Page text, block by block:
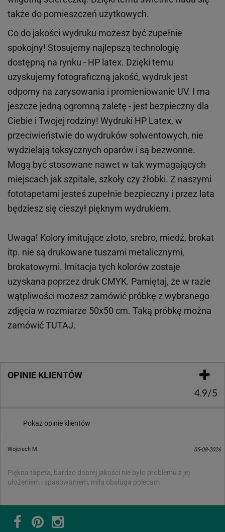
także do pomieszczeń użytkowych.
Co do jakości wydruku możesz być zupełnie
spokojny! Stosujemy najlepszą technologię
dostępną na rynku - HP latex. Dzięki temu
uzyskujemy fotograficzną jakość, wydruk jest
odporny na zarysowania i promieniowanie UV. I ma
jeszcze jedną ogromną zaletę - jest bezpieczny dla
Ciebie i Twojej rodziny! Wydruki HP Latex, w
przeciwieństwie do wydruków solwentowych, nie
wydzielają toksycznych oparów i są bezwonne.
Mogą być stosowane nawet w tak wymagających
miejscach jak szpitale, szkoły czy żłobki. Z naszymi
fototapetami jesteś zupełnie bezpieczny i przez lata
będziesz się cieszył pięknym wydrukiem.
Uwaga! Kolory imitujące złoto, srebro, miedź, brokat
itp. nie są drukowane tuszami metalicznymi,
brokatowymi. Imitacja tych kolorów zostaje
uzyskana poprzez druk CMYK. Pamiętaj, że w razie
wątpliwości możesz zamówić próbkę z wybranego
zdjęcia w rozmiarze 50x50 cm. Taką próbkę można
zamówićTUTAJ.
OPINIE KLIENTÓW
4.9/5
Pokaż opinie klientów
Wojciech M. 05-08-2026
Piękna tapeta, bardzo dobrej jakości nie było problemu z jej
ułożeniem i spasowaniem, miła obsługa polecam